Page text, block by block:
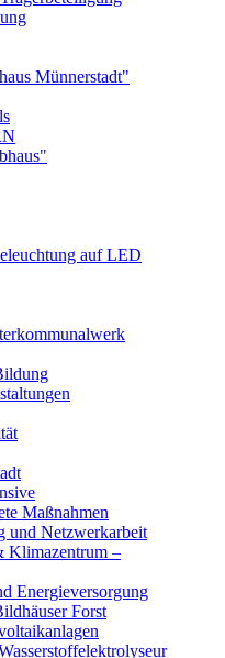
Münnerstadt"
auf LED
Maßnahmen
und Netzwerkarbeit
Klimazentrum –
Energieversorgung
Forst